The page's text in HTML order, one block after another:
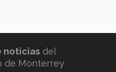
noticias del
de Monterrey